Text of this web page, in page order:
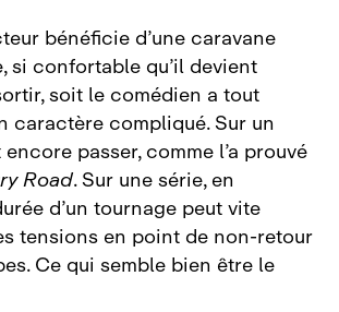
bénéficie d’une caravane
si confortable qu’il devient
soit le comédien a tout
caractère compliqué. Sur un
passer, comme l’a prouvé
Road. Sur une série, en
d’un tournage peut vite
tensions en point de non-retour
Ce qui semble bien être le